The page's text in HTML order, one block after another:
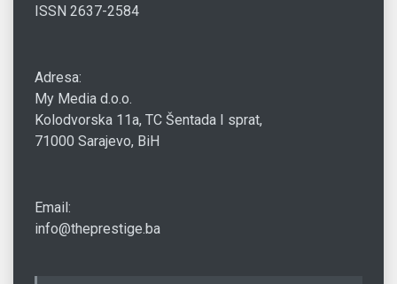
ISSN 2637-2584
Adresa:
My Media d.o.o.
Kolodvorska 11a, TC Šentada I sprat,
71000 Sarajevo, BiH
Email:
info@theprestige.ba